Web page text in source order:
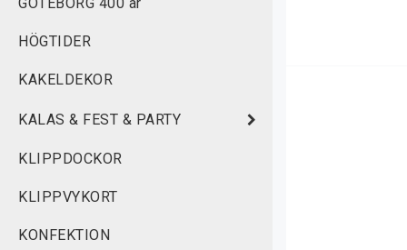
HÖGTIDER
KAKELDEKOR
KALAS & FEST & PARTY
KLIPPDOCKOR
KLIPPVYKORT
KONFEKTION